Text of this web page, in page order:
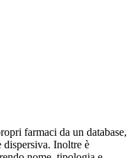
farmaci da un database,
dispersiva. Inoltre è